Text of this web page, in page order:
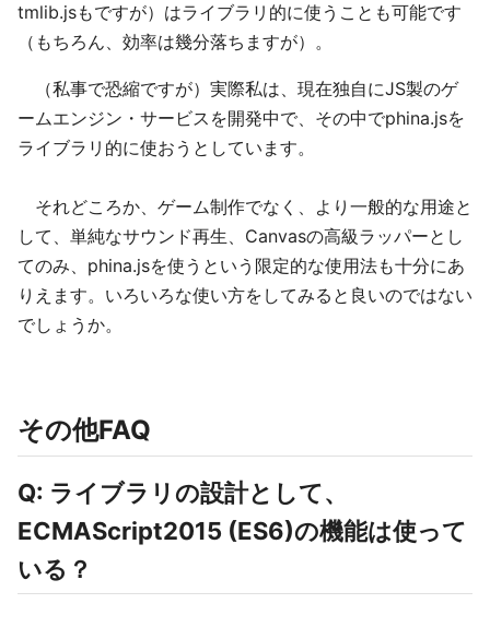
tmlib.jsもですが）はライブラリ的に使うことも可能です
（もちろん、効率は幾分落ちますが）。
（私事で恐縮ですが）実際私は、現在独自にJS製のゲ
ームエンジン・サービスを開発中で、その中でphina.jsを
ライブラリ的に使おうとしています。
それどころか、ゲーム制作でなく、より一般的な用途と
して、単純なサウンド再生、Canvasの高級ラッパーとし
てのみ、phina.jsを使うという限定的な使用法も十分にあ
りえます。いろいろな使い方をしてみると良いのではない
でしょうか。
その他FAQ
Q: ライブラリの設計として、
ECMAScript2015 (ES6)の機能は使って
いる？